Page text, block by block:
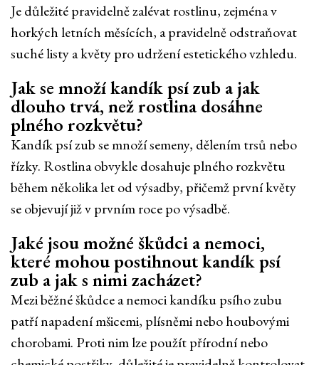
Je důležité pravidelně zalévat rostlinu, zejména v
horkých letních měsících, a pravidelně odstraňovat
suché listy a květy pro udržení estetického vzhledu.
Jak se množí kandík psí zub a jak
dlouho trvá, než rostlina dosáhne
plného rozkvětu?
Kandík psí zub se množí semeny, dělením trsů nebo
řízky. Rostlina obvykle dosahuje plného rozkvětu
během několika let od výsadby, přičemž první květy
se objevují již v prvním roce po výsadbě.
Jaké jsou možné škůdci a nemoci,
které mohou postihnout kandík psí
zub a jak s nimi zacházet?
Mezi běžné škůdce a nemoci kandíku psího zubu
patří napadení mšicemi, plísněmi nebo houbovými
chorobami. Proti nim lze použít přírodní nebo